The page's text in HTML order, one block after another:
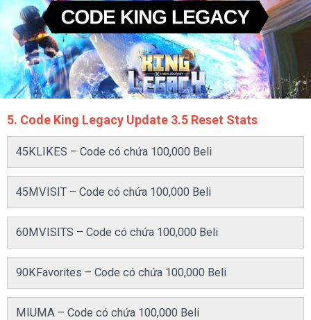
5. Code King Legacy Update 3.5 Reset Stats
45KLIKES – Code có chứa 100,000 Beli
45MVISIT – Code có chứa 100,000 Beli
60MVISITS – Code có chứa 100,000 Beli
90KFavorites – Code có chứa 100,000 Beli
MIUMA – Code có chứa 100,000 Beli